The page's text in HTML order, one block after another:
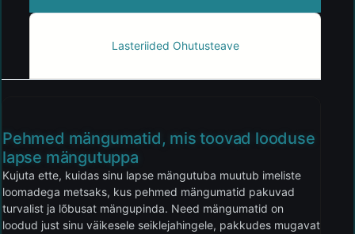
Lasteriided Ohutusteave
Pehmed mängumatid, mis toovad looduse
lapse mängutuppa
Kujuta ette, kuidas sinu lapse mängutuba muutub imeliste
loomadega metsaks, kus pehmed mängumatid pakuvad
turvalist ja lõbusat mängupinda. Need mängumatid on
loodud just sinu väikesele seiklejahingele, pakkudes mugavat